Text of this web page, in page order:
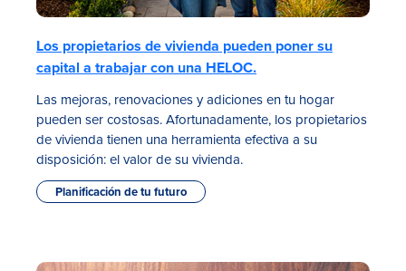
Sucursales
Contáctanos
Hazte miembro
Registrarse en la banca digital
In English
Los propietarios de vivienda pueden poner su
capital a trabajar con una HELOC.
Las mejoras, renovaciones y adiciones en tu hogar
pueden ser costosas. Afortunadamente, los propietarios
de vivienda tienen una herramienta efectiva a su
disposición: el valor de su vivienda.
Planificación de tu futuro